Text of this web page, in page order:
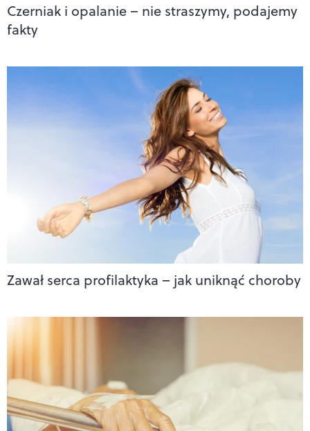
Czerniak i opalanie – nie straszymy, podajemy
fakty
Zawał serca profilaktyka – jak uniknąć choroby